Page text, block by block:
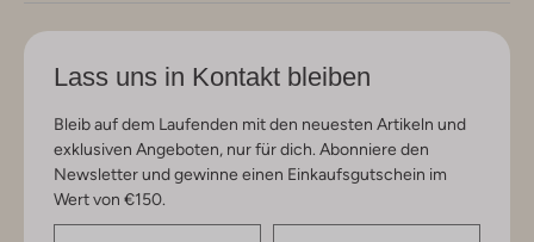
Lass uns in Kontakt bleiben
Bleib auf dem Laufenden mit den neuesten Artikeln und
exklusiven Angeboten, nur für dich. Abonniere den
Newsletter und gewinne einen Einkaufsgutschein im
Wert von €150.